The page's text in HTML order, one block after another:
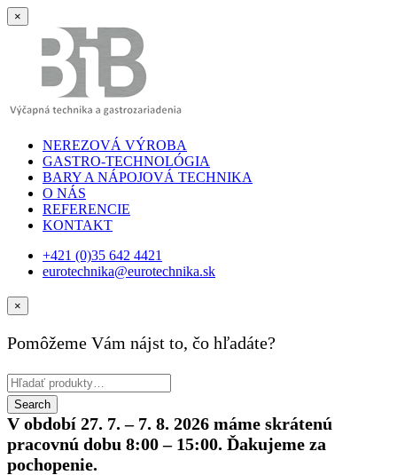
×
NEREZOVÁ VÝROBA
GASTRO-TECHNOLÓGIA
BARY A NÁPOJOVÁ TECHNIKA
O NÁS
REFERENCIE
KONTAKT
+421 (0)35 642 4421
eurotechnika@eurotechnika.sk
×
Pomôžeme Vám nájst to, čo hľadáte?
V období 27. 7. – 7. 8. 2026 máme skrátenú
pracovnú dobu 8:00 – 15:00. Ďakujeme za
pochopenie.